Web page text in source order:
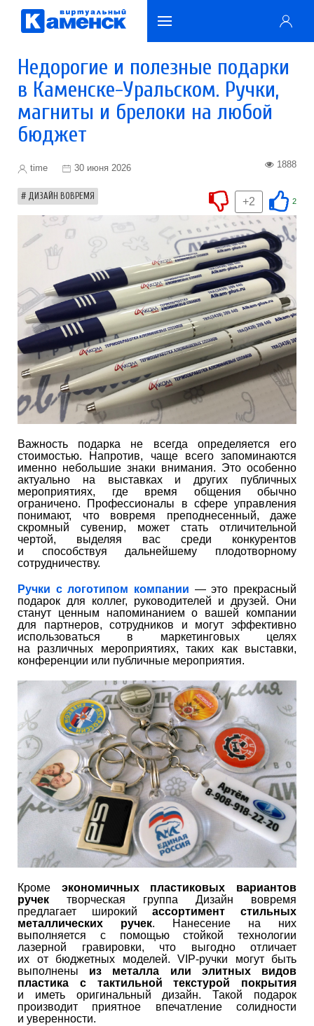
Недорогие и полезные подарки
в Каменске-Уральском. Ручки,
магниты и брелоки на любой
бюджет
time 30 июня 2026 1888
ДИЗАЙН ВОВРЕМЯ 2
+2
Важность подарка не всегда определяется его
стоимостью. Напротив, чаще всего запоминаются
именно небольшие знаки внимания. Это особенно
актуально на выставках и других публичных
мероприятиях, где время общения обычно
ограничено. Профессионалы в сфере управления
понимают, что вовремя преподнесенный, даже
скромный сувенир, может стать отличительной
чертой, выделяя вас среди конкурентов
и способствуя дальнейшему плодотворному
сотрудничеству.
Ручки с логотипом компании — это прекрасный
подарок для коллег, руководителей и друзей. Они
станут ценным напоминанием о вашей компании
для партнеров, сотрудников и могут эффективно
использоваться в маркетинговых целях
на различных мероприятиях, таких как выставки,
конференции или публичные мероприятия.
Кроме экономичных пластиковых вариантов
ручек творческая группа Дизайн вовремя
предлагает широкийассортимент стильных
металлических ручек. Нанесение на них
выполняется с помощью стойкой технологии
лазерной гравировки, что выгодно отличает
их от бюджетных моделей. VIP-ручки могут быть
выполнены из металла или элитных видов
пластика с тактильной текстурой покрытия
и иметь оригинальный дизайн. Такой подарок
производит приятное впечатление солидности
и уверенности.